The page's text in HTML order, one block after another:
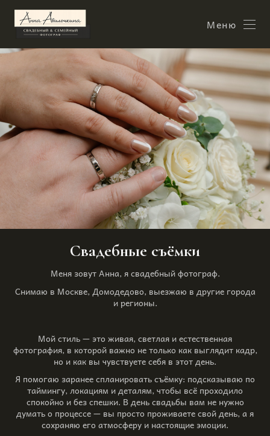
Меню
Свадебные съёмки
Меня зовут Анна, я свадебный фотограф.
Снимаю в Москве, Домодедово, выезжаю в другие города
и регионы.
Мой стиль — это живая, светлая и естественная
фотография, в которой важно не только как выглядит кадр,
но и как вы чувствуете себя в этот день.
Я помогаю заранее спланировать съёмку: подсказываю по
таймингу, локациям и деталям, чтобы всё проходило
спокойно и без спешки. В день свадьбы вам не нужно
думать о процессе — вы просто проживаете свой день, а я
сохраняю его атмосферу и настоящие эмоции.